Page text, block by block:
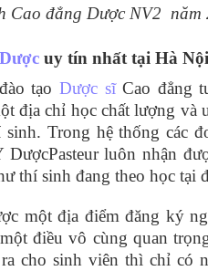
Cao đẳng Dược NV2 năm
uy tín nhất tại Hà
tạo Dược sĩCao đẳng
địa chỉ học chất lượng và
Trong hệ thống các
DượcPasteur luôn nhận
thí sinh đang theo học tại
một địa điểm đăng ký
điều vô cùng quan
cho sinh viên thì chỉ có